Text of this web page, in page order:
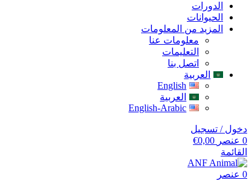
الدورات
الحيوانات
المزيد من المعلومات
معلومات عنا
التعليمات
اتصل بنا
العربية
English
العربية
English-Arabic
دخول / تسجيل
0 عنصر €0,00
القائمة
0 عنصر